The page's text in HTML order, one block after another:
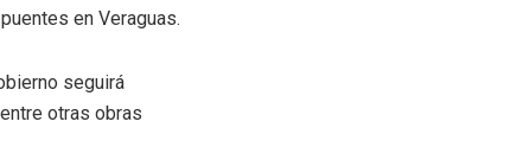
en Veraguas.
seguirá
otras obras